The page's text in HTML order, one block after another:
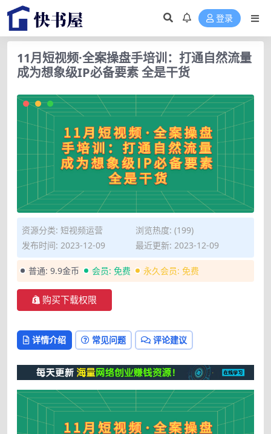
登录
11月短视频·全案操盘手培训：打通自然流量
成为想象级IP必备要素 全是干货
资源分类: 短视频运营
浏览热度: (199)
发布时间: 2023-12-09
最近更新: 2023-12-09
普通: 9.9金币 会员: 免费 永久会员: 免费
购买下载权限
详情介绍 常见问题 评论建议